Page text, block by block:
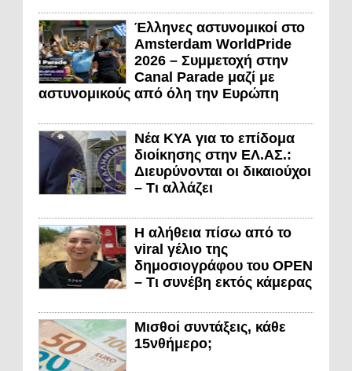
Έλληνες αστυνομικοί στο
Amsterdam WorldPride
2026 – Συμμετοχή στην
Canal Parade μαζί με
αστυνομικούς από όλη την Ευρώπη
Νέα ΚΥΑ για το επίδομα
διοίκησης στην ΕΛ.ΑΣ.:
Διευρύνονται οι δικαιούχοι
– Τι αλλάζει
Η αλήθεια πίσω από το
viral γέλιο της
δημοσιογράφου του OPEN
– Τι συνέβη εκτός κάμερας
Μισθοί συντάξεις, κάθε
15νθήμερο;